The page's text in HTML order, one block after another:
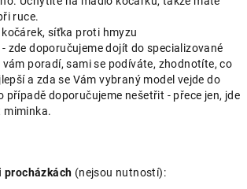
ruce.
síťka proti hmyzu
zde doporučujeme dojít do specializované
vám poradí, sami se podíváte, zhodnotíte, co
a zda se Vám vybraný model vejde do
případě doporučujeme nešetřit - přece jen, jde
miminka.
procházkách (nejsou nutností):